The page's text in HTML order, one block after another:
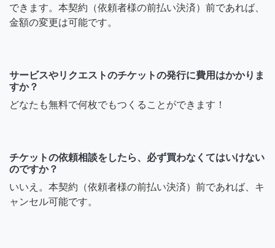
できます。本契約（依頼者様の前払い決済）前であれば、
金額の変更は可能です。
サービスやリクエストのチケットの発行に費用はかかりま
すか？
どなたも無料で何枚でもつくることができます！
チケットの依頼相談をしたら、必ず買わなくてはいけない
のですか？
いいえ。本契約（依頼者様の前払い決済）前であれば、キ
ャンセル可能です。